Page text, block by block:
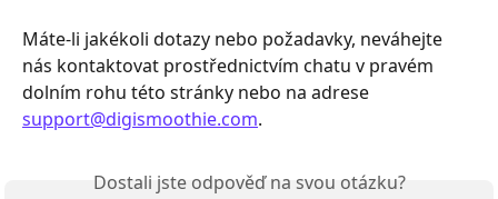
Máte-li jakékoli dotazy nebo požadavky, neváhejte
nás kontaktovat prostřednictvím chatu v pravém
dolním rohu této stránky nebo na adrese
support@digismoothie.com.
Dostali jste odpověď na svou otázku?